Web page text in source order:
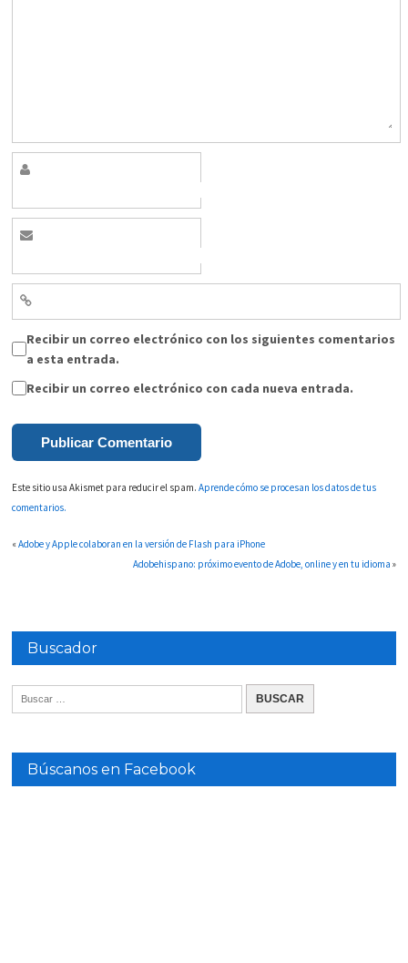
Recibir un correo electrónico con los siguientes comentarios
a esta entrada.
Recibir un correo electrónico con cada nueva entrada.
Este sitio usa Akismet para reducir el spam.Aprende cómo se procesan los datos de tus
comentarios.
«Adobe y Apple colaboran en la versión de Flash para iPhone
Adobehispano: próximo evento de Adobe, online y en tu idioma »
Buscador
Búscanos en Facebook